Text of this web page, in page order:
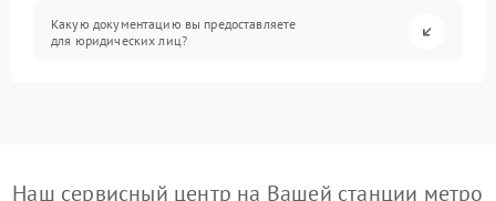
Какую документацию вы предоставляете
для юридических лиц?
Наш сервисный центр на Вашей станции метро